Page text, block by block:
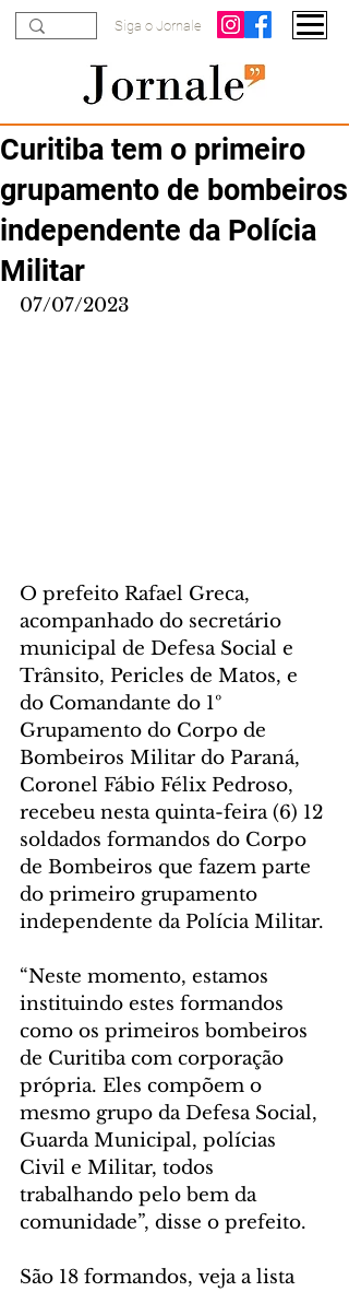
Siga o Jornale
Curitiba tem o primeiro
grupamento de bombeiros
independente da Polícia
Militar
07/07/2023
O prefeito Rafael Greca,
acompanhado do secretário
municipal de Defesa Social e
Trânsito, Pericles de Matos, e
do Comandante do 1º
Grupamento do Corpo de
Bombeiros Militar do Paraná,
Coronel Fábio Félix Pedroso,
recebeu nesta quinta-feira (6) 12
soldados formandos do Corpo
de Bombeiros que fazem parte
do primeiro grupamento
independente da Polícia Militar.
“Neste momento, estamos
instituindo estes formandos
como os primeiros bombeiros
de Curitiba com corporação
própria. Eles compõem o
mesmo grupo da Defesa Social,
Guarda Municipal, polícias
Civil e Militar, todos
trabalhando pelo bem da
comunidade”, disse o prefeito.
São 18 formandos, veja a lista